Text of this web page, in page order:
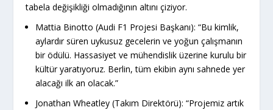
tabela değişikliği olmadığının altını çiziyor.
Mattia Binotto (Audi F1 Projesi Başkanı): “Bu kimlik,
aylardır süren uykusuz gecelerin ve yoğun çalışmanın
bir ödülü. Hassasiyet ve mühendislik üzerine kurulu bir
kültür yaratıyoruz. Berlin, tüm ekibin aynı sahnede yer
alacağı ilk an olacak.”
Jonathan Wheatley (Takım Direktörü): “Projemiz artık